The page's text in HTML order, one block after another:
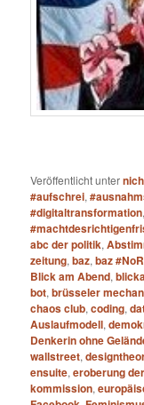
Veröffentlicht unter
#aufschrei,
#digitaltransformation
abc der politik,
zeitung,baz,baz
Blick am Abend,
bot,brüsseler
chaos club,coding,
Auslaufmodell,
Denkerin ohne
wallstreet,
ensuite,eroberung
kommission,